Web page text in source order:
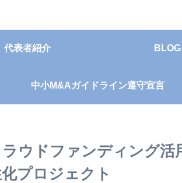
代表者紹介 BLOG
中小M&Aガイドライン遵守宣言
ウドファンディング活
プロジェクト